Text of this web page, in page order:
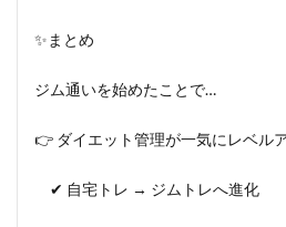
✨まとめ
ジム通いを始めたことで…
👉 ダイエット管理が一気にレベル
✔ 自宅トレ → ジムトレへ進化